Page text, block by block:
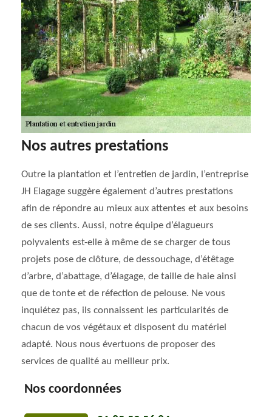
Nos autres prestations
Outre la plantation et l’entretien de jardin, l’entreprise
JH Elagage suggère également d’autres prestations
afin de répondre au mieux aux attentes et aux besoins
de ses clients. Aussi, notre équipe d’élagueurs
polyvalents est-elle à même de se charger de tous
projets pose de clôture, de dessouchage, d’étêtage
d’arbre, d’abattage, d’élagage, de taille de haie ainsi
que de tonte et de réfection de pelouse. Ne vous
inquiétez pas, ils connaissent les particularités de
chacun de vos végétaux et disposent du matériel
adapté. Nous nous évertuons de proposer des
services de qualité au meilleur prix.
Nos coordonnées